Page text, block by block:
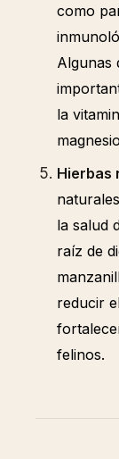
como
Algunas
la
Hierbas
la salud
raíz de
reducir
felinos.